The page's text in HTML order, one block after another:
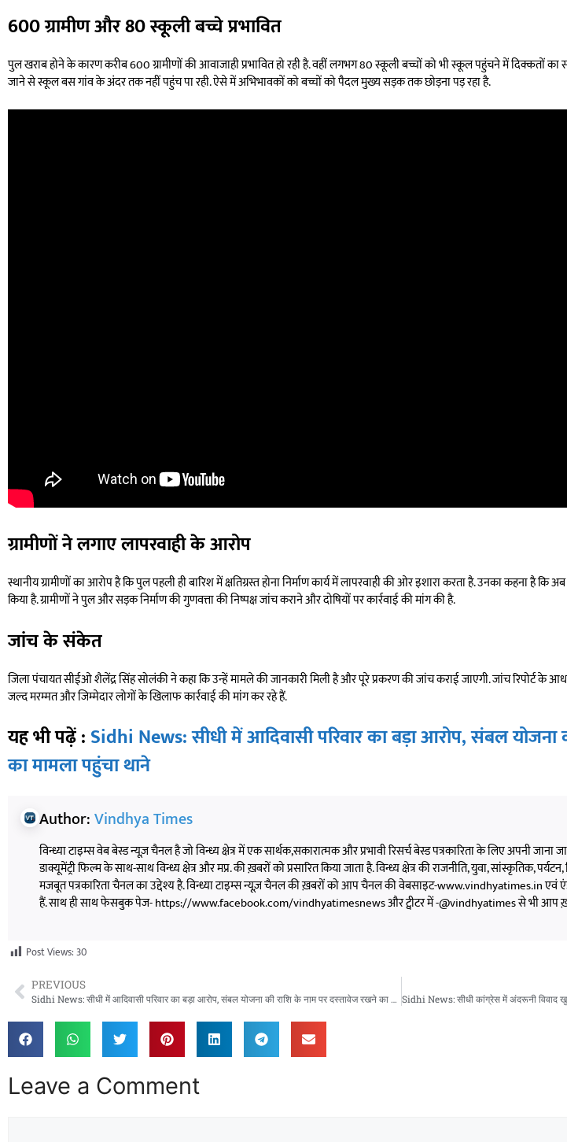
600 ग्रामीण और 80 स्कूली बच्चे प्रभावित
पुल खराब होने के कारण करीब 600 ग्रामीणों की आवाजाही प्रभावित हो रही है. वहीं लगभग 80 स्कूली बच्चों को भी स्कूल पहुंचने में दिक्कतों
जाने से स्कूल बस गांव के अंदर तक नहीं पहुंच पा रही. ऐसे में अभिभावकों को बच्चों को पैदल मुख्य सड़क तक छोड़ना पड़ रहा है.
ग्रामीणों ने लगाए लापरवाही के आरोप
स्थानीय ग्रामीणों का आरोप है कि पुल पहली ही बारिश में क्षतिग्रस्त होना निर्माण कार्य में लापरवाही की ओर इशारा करता है. उनका कहना है कि
किया है. ग्रामीणों ने पुल और सड़क निर्माण की गुणवत्ता की निष्पक्ष जांच कराने और दोषियों पर कार्रवाई की मांग की है.
जांच के संकेत
जिला पंचायत सीईओ शैलेंद्र सिंह सोलंकी ने कहा कि उन्हें मामले की जानकारी मिली है और पूरे प्रकरण की जांच कराई जाएगी. जांच रिपोर्ट के
जल्द मरम्मत और जिम्मेदार लोगों के खिलाफ कार्रवाई की मांग कर रहे हैं.
यह भी पढ़ें : Sidhi News: सीधी में आदिवासी परिवार का बड़ा आरोप, संबल
का मामला पहुंचा थाने
Author:Vindhya Times
विन्ध्या टाइम्स वेब बेस्ड न्यूज़ चैनल है जो विन्ध्य क्षेत्र में एक सार्थक,सकारात्मक और प्रभावी रिसर्च बेस्ड पत्रकारिता के लिए अपनी
डाक्यूमेंट्री फिल्म के साथ-साथ विन्ध्य क्षेत्र और मप्र. की ख़बरों को प्रसारित किया जाता है. विन्ध्य क्षेत्र की राजनीति, युवा, सांस्कृतिक,
मजबूत पत्रकारिता चैनल का उद्देश्य है. विन्ध्या टाइम्स न्यूज़ चैनल की ख़बरों को आप चैनल की वेबसाइट-www.vindhyatimes.in एवं
हैं. साथ ही साथ फेसबुक पेज- https://www.facebook.com/vindhyatimesnews और ट्वीटर में -@vindhyatimes से भी आप
Post Views:30
PREVIOUS
Sidhi News: सीधी में आदिवासी परिवार का बड़ा आरोप, संबल योजना की राशि के नाम पर दस्तावेज रखने का मामला पहुंचा थाने
Leave a Comment